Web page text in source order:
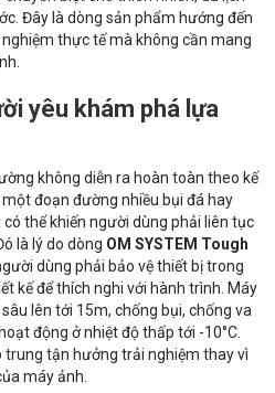
Đây là dòng sản phẩm hướng đến
thực tế mà không cần mang
yêu khám phá lựa
không diễn ra hoàn toàn theo kế
đoạn đường nhiều bụi đá hay
thể khiến người dùng phải liên tục
là lý do dòng OM SYSTEM Tough
dùng phải bảo vệ thiết bị trong
kế để thích nghi với hành trình. Máy
lên tới 15m, chống bụi, chống va
động ở nhiệt độ thấp tới -10°C.
trung tận hưởng trải nghiệm thay vì
máy ảnh.